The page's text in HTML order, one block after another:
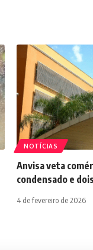
NOTÍCIAS
Anvisa veta
condensado e
4 de fevereiro de 2026